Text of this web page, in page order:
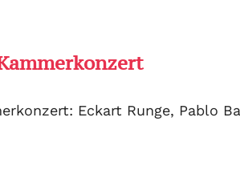
Eckart Runge, Pablo